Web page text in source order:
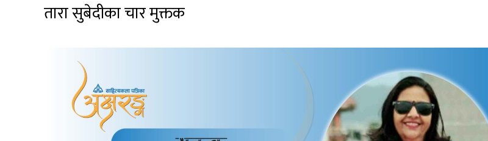
तारा सुबेदीका चार मुक्तक